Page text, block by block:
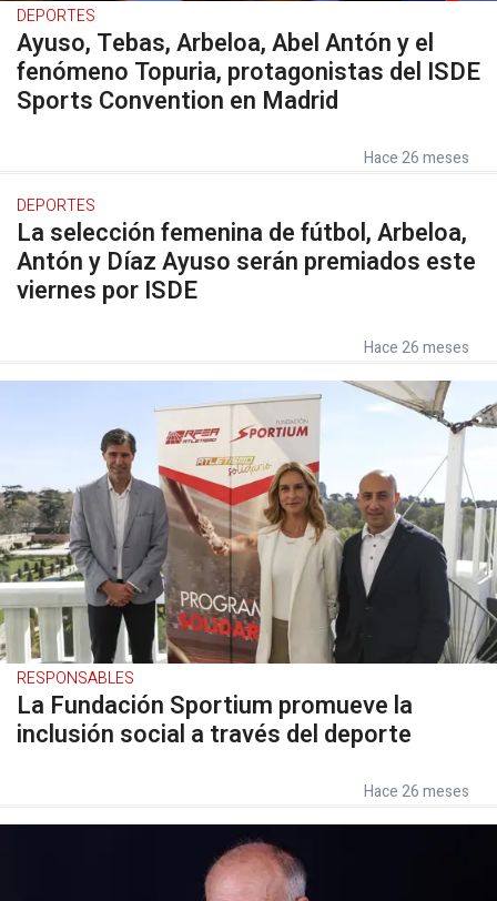
DEPORTES
Ayuso, Tebas, Arbeloa, Abel Antón y el
fenómeno Topuria, protagonistas del ISDE
Sports Convention en Madrid
Hace 26 meses
DEPORTES
La selección femenina de fútbol, Arbeloa,
Antón y Díaz Ayuso serán premiados este
viernes por ISDE
Hace 26 meses
RESPONSABLES
La Fundación Sportium promueve la
inclusión social a través del deporte
Hace 26 meses